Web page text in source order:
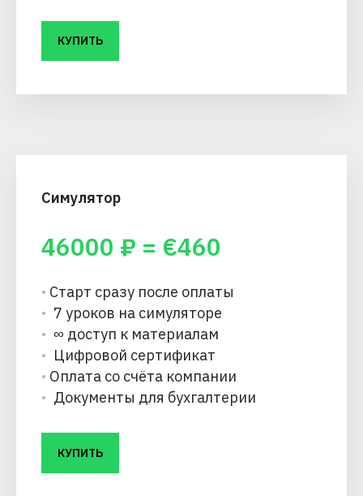
КУПИТЬ
Симулятор
46000 ₽ = €460
• Старт сразу после оплаты
• 7 уроков на симуляторе
• ∞ доступ к материалам
• Цифровой сертификат
• Оплата со счёта компании
• Документы для бухгалтерии
КУПИТЬ